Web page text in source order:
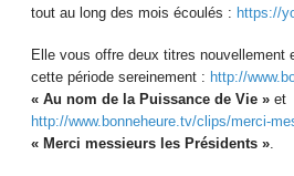
tout au long des mois écoulés : https://
Elle vous offre deux titres nouvellement
cette période sereinement : http://
« Au nom de la Puissance de Vie » et
http://www.bonneheure.tv/clips/merci-
« Merci messieurs les Présidents ».